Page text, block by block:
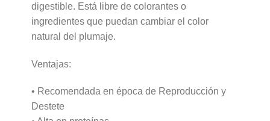
digestible. Está libre de colorantes o
ingredientes que puedan cambiar el color
natural del plumaje.
Ventajas:
• Recomendada en época de Reproducción y
Destete